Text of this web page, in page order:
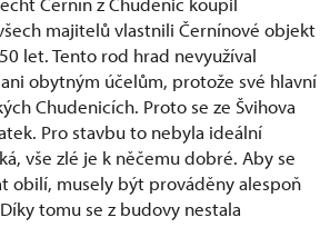
majitelů vlastnili Černínové objekt
let. Tento rod hrad nevyužíval
obytným účelům, protože své hlavní
Chudenicích. Proto se ze Švihova
Pro stavbu to nebyla ideální
vše zlé je k něčemu dobré. Aby se
obilí, musely být prováděny alespoň
tomu se z budovy nestala